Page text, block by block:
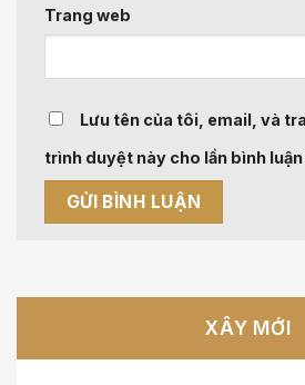
Trang web
Lưu tên của tôi, email, và
trình duyệt này cho lần bình
XÂY MỚI